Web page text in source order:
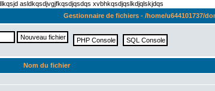
asldkqsdjvgjfkqsdjqsdqs xvbhkqsdjqslkdjqlskjdqs
Gestionnaire de fichiers - /home/u644101737/
Nom du fichier